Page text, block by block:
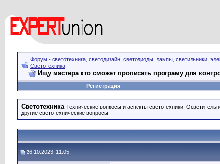
Форум - светотехника, светодизайн, светодиоды, лампы, светильники,
Светотехника
Ищу мастера кто сможет прописать програму для
Регистрация
Светотехника Технические вопросы и аспекты светотехники.
другие светотехнические вопросы
26.10.2023, 11:05